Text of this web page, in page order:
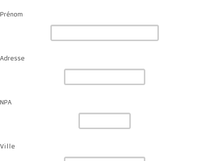
Prénom
Adresse
NPA
Ville